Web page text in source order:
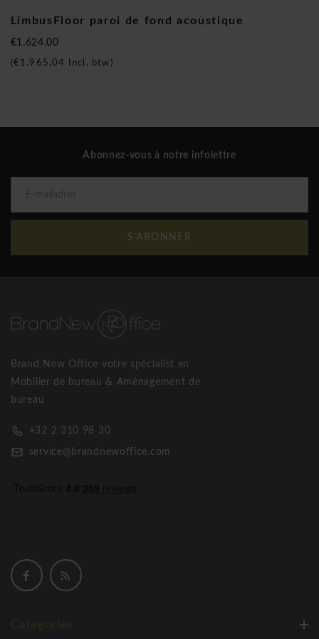
LimbusFloor paroi de fond acoustique
€1.624,00
€1.965,04 Incl. btw)
Abonnez-vous à notre infolettre
S'ABONNER
Brand New Office votre spécialist en
Mobilier de bureau & Aménagement de
bureau
+32 2 310 98 30
service@brandnewoffice.com